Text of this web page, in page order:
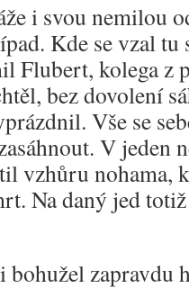
i svou nemilou
Kde se vzal tu
Flubert, kolega z
bez dovolení
Vše se
V jeden
vzhůru nohama,
Na daný jed
zapravdu